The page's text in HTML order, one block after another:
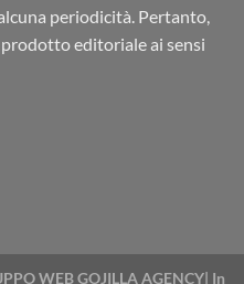
periodicità. Pertanto,
editoriale ai sensi
WEB GOJILLA AGENCY| In